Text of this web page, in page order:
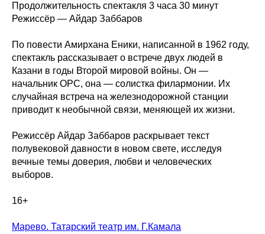
Продолжительность спектакля 3 часа 30 минут
Режиссёр — Айдар Заббаров
По повести Амирхана Еники, написанной в 1962 году,
спектакль рассказывает о встрече двух людей в
Казани в годы Второй мировой войны. Он —
начальник ОРС, она — солистка филармонии. Их
случайная встреча на железнодорожной станции
приводит к необычной связи, меняющей их жизни.
Режиссёр Айдар Заббаров раскрывает текст
полувековой давности в новом свете, исследуя
вечные темы доверия, любви и человеческих
выборов.
16+
Марево. Татарский театр им. Г.Камала